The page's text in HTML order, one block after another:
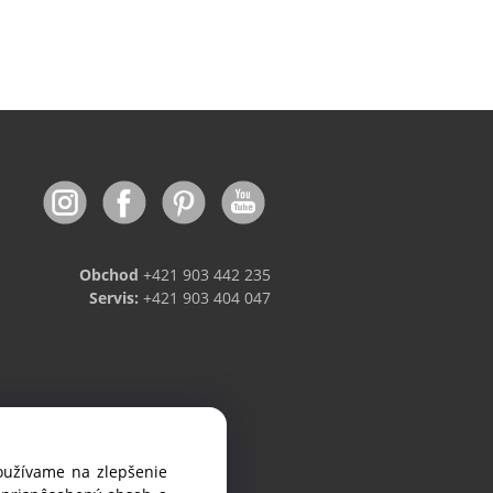
Obchod +421 903 442 235
Servis: +421 903 404 047
na zlepšenie